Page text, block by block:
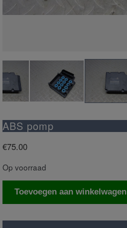
ABS pomp
€75.00
Op voorraad
ABSToevoegen aan winkelwagen